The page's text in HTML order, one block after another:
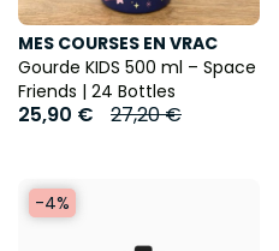
MES COURSES EN VRAC
Gourde KIDS 500 ml – Space
Friends | 24 Bottles
25,90 € 27,20 €
-4%